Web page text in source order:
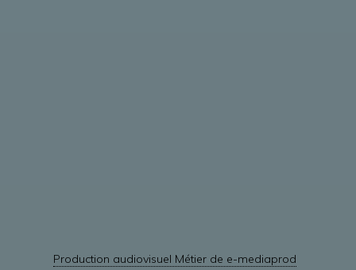
Production audiovisuel Métier de e-mediaprod